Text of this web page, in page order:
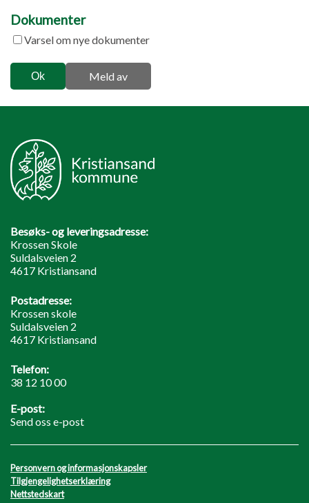
Dokumenter
Varsel om nye dokumenter
Meld av
Besøks- og leveringsadresse:
Krossen Skole
Suldalsveien 2
4617 Kristiansand
Postadresse:
Krossen skole
Suldalsveien 2
4617 Kristiansand
Telefon:
38 12 10 00
E-post:
Send oss e-post
Personvern og informasjonskapsler
Tilgjengelighetserklæring
Nettstedskart